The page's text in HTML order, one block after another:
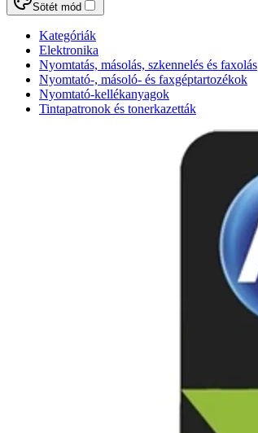
Sötét mód
Kategóriák
Elektronika
Nyomtatás, másolás, szkennelés és faxolás
Nyomtató-, másoló- és faxgéptartozékok
Nyomtató-kellékanyagok
Tintapatronok és tonerkazetták